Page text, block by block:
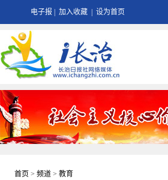
电子报 加入收藏 设为首页
首页 > 频道 > 教育